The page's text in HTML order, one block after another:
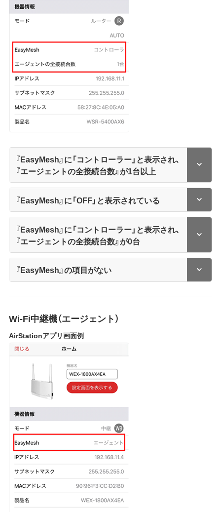
『EasyMesh』に「コントローラー」と表示され、
『エージェントの全接続台数』が1台以上
『EasyMesh』に「OFF」と表示されている
『EasyMesh』に「コントローラー」と表示され、
『エージェントの全接続台数』が0台
『EasyMesh』の項目がない
Wi-Fi中継機（エージェント）
AirStationアプリ画面例